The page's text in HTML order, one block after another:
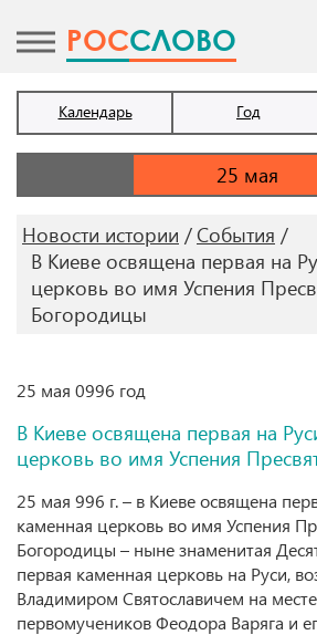
POCСЛОВО
Календарь Год
Новости истории
События
В Киеве освящена первая на
церковь во имя Успения
Богородицы
25 мая 0996 год
В Киеве освящена первая на
церковь во имя Успения
25 мая 996 г. – в Киеве освящена
каменная церковь во имя Успения
Богородицы – ныне знаменитая
первая каменная церковь на Руси,
Владимиром Святославичем на
первомучеников Феодора Варяга и